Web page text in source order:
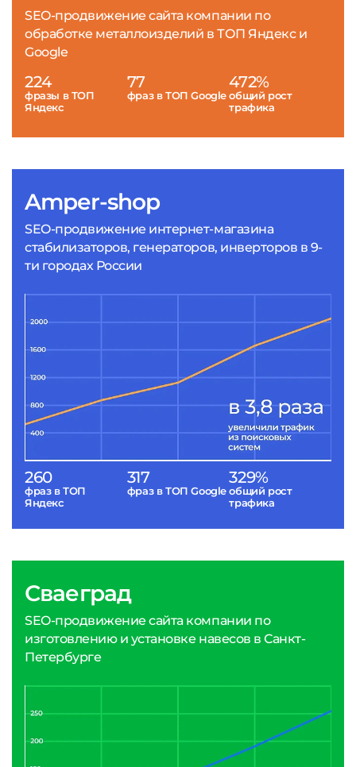
Amper-shop
SEO-продвижение интернет-магазина
стабилизаторов, генераторов, инверторов в 9-
ти городах России
260
фраз в ТОП
Яндекс
317
фраз в ТОП Google
329%
общий рост
трафика
SEO-продвижение сайта компании по
обработке металлоизделий в ТОП Яндекс и
Google
224
фразы в ТОП
Яндекс
77
фраз в ТОП Google
472%
общий рост
трафика
Сваеград
SEO-продвижение сайта компании по
изготовлению и установке навесов в Санкт-
Петербурге